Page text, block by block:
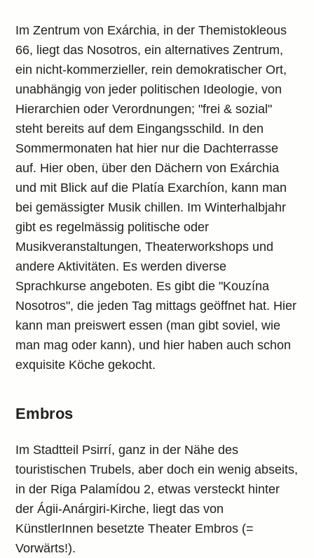
Im Zentrum von Exárchia, in der Themistokleous
66, liegt das Nosotros, ein alternatives Zentrum,
ein nicht-kommerzieller, rein demokratischer Ort,
unabhängig von jeder politischen Ideologie, von
Hierarchien oder Verordnungen; "frei & sozial"
steht bereits auf dem Eingangsschild. In den
Sommermonaten hat hier nur die Dachterrasse
auf. Hier oben, über den Dächern von Exárchia
und mit Blick auf die Platía Exarchíon, kann man
bei gemässigter Musik chillen. Im Winterhalbjahr
gibt es regelmässig politische oder
Musikveranstaltungen, Theaterworkshops und
andere Aktivitäten. Es werden diverse
Sprachkurse angeboten. Es gibt die "Kouzína
Nosotros", die jeden Tag mittags geöffnet hat. Hier
kann man preiswert essen (man gibt soviel, wie
man mag oder kann), und hier haben auch schon
exquisite Köche gekocht.
Embros
Im Stadtteil Psirrí, ganz in der Nähe des
touristischen Trubels, aber doch ein wenig abseits,
in der Riga Palamídou 2, etwas versteckt hinter
der Ágii-Anárgiri-Kirche, liegt das von
KünstlerInnen besetzte Theater Embros (=
Vorwärts!).